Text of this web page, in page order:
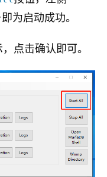
为启动成功。
点击确认即可。